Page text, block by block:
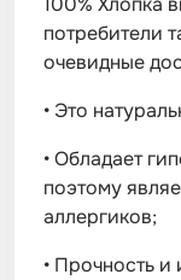
потребители
очевидные
• Это
•Обладает
поэтому
аллергиков;
• Прочность и